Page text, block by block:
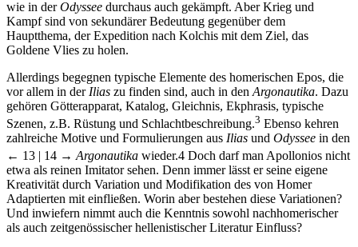
wie in derOdyssee durchaus auch gekämpft. Aber Krieg und
Kampf sind von sekundärer Bedeutung gegenüber dem
Hauptthema, der Expedition nach Kolchis mit dem Ziel, das
Goldene Vlies zu holen.
Allerdings begegnen typische Elemente des homerischen Epos, die
vor allem in der Ilias zu finden sind, auch in den Argonautika. Dazu
gehören Götterapparat, Katalog, Gleichnis, Ekphrasis, typische
Szenen, z.B. Rüstung und Schlachtbeschreibung.3 Ebenso kehren
zahlreiche Motive und Formulierungen aus Ilias und Odyssee in den
← 13 | 14 → Argonautika wieder.4 Doch darf man Apollonios nicht
etwa als reinen Imitator sehen. Denn immer lässt er seine eigene
Kreativität durch Variation und Modifikation des von Homer
Adaptierten mit einfließen. Worin aber bestehen diese Variationen?
Und inwiefern nimmt auch die Kenntnis sowohl nachhomerischer
als auch zeitgenössischer hellenistischer Literatur Einfluss?